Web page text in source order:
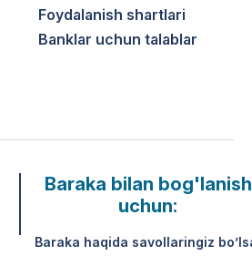
Foydalanish shartlari
Banklar uchun talablar
Baraka bilan bog'lanish
uchun:
Baraka haqida savollaringiz